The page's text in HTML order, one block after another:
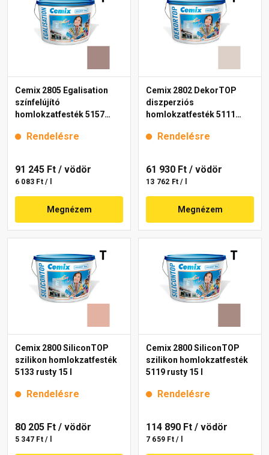
Cemix 2805 Egalisation
színfelújító
homlokzatfesték 5157
Rendelésre
91 245 Ft / vödör
6 083 Ft / l
Megnézem
Cemix 2802 DekorTOP
diszperziós
homlokzatfesték 5111
Rendelésre
61 930 Ft / vödör
13 762 Ft / l
Megnézem
Cemix 2800 SiliconTOP
szilikon homlokzatfesték
5133 rusty 15 l
Rendelésre
80 205 Ft / vödör
5 347 Ft / l
Cemix 2800 SiliconTOP
szilikon homlokzatfesték
5119 rusty 15 l
Rendelésre
114 890 Ft / vödör
7 659 Ft / l